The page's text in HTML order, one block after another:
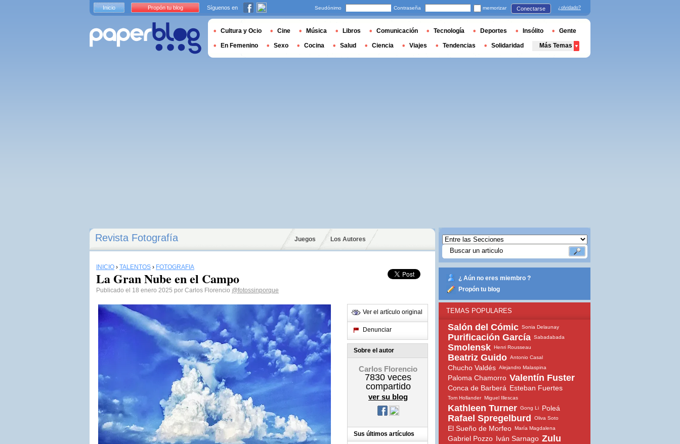
Revista Fotografía Juegos Los Autores
INICIO › TALENTOS › FOTOGRAFÍA
La Gran Nube en el Campo
Publicado el 18 enero 2025 por Carlos Florencio @fotossinporque
Ver el artículo original
Denunciar
Sobre el autor
Carlos Florencio
7830 veces
compartido
ver su blog
Sus últimos artículos
¿ Aún no eres miembro ?
Propón tu blog
TEMAS POPULARES
Salón del Cómic Sonia Delaunay
Purificación García Sabadabada
Smolensk Henri Rousseau
Beatriz Guido Antonio Casal
Chucho Valdés Alejandro Malaspina
Paloma Chamorro Valentín Fuster
Conca de Barberá Esteban Fuertes
Tom Hollander Miguel Illescas
Kathleen Turner Gong Li Poleá
Rafael Spregelburd Oliva Soto
El Sueño de Morfeo María Magdalena
Gabriel Pozzo Iván Sarnago Zulu
Inicio Propón tu blog Síguenos en Seudónimo Contraseña memorizar Conectarse ¿olvidado?
Cultura y Ocio Cine Música Libros Comunicación Tecnología Deportes Insólito Gente
En Femenino Sexo Cocina Salud Ciencia Viajes Tendencias Solidaridad Más Temas